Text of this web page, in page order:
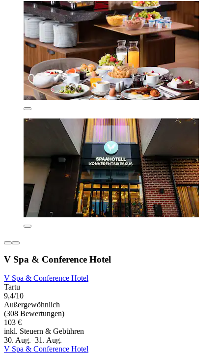
V Spa & Conference Hotel
V Spa & Conference Hotel
Tartu
9,4/10
Außergewöhnlich
(308 Bewertungen)
103 €
inkl. Steuern & Gebühren
30. Aug.–31. Aug.
V Spa & Conference Hotel